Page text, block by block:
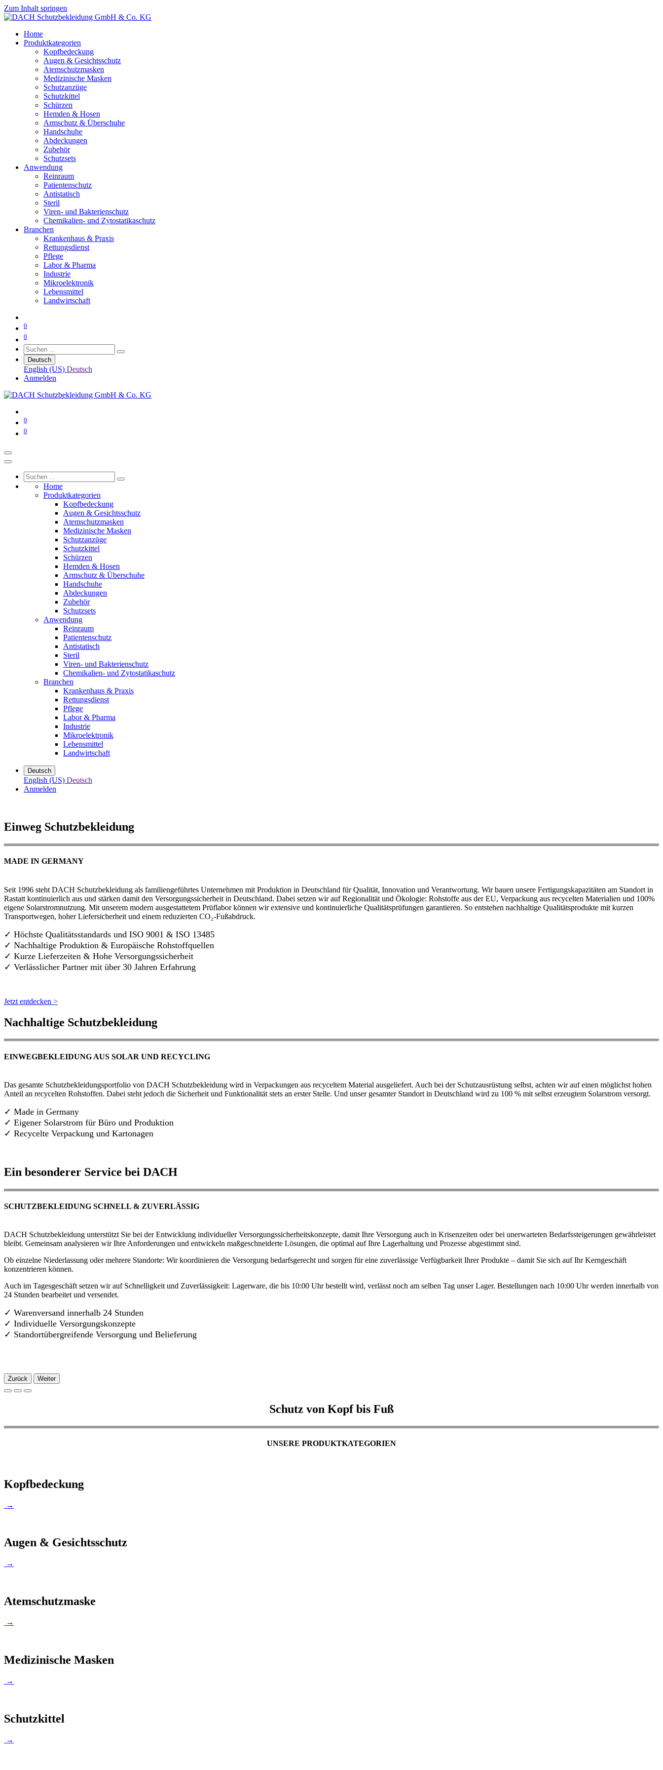
Zum Inhalt springen
Home
Produktkategorien
Kopfbedeckung
Augen & Gesichtsschutz
Atemschutzmasken
Medizinische Masken
Schutzanzüge
Schutzkittel
Schürzen
Hemden & Hosen
Armschutz & Überschuhe
Handschuhe
Abdeckungen
Zubehör
Schutzsets
Anwendung
Reinraum
Patientenschutz
Antistatisch
Steril
Viren- und Bakterienschutz
Chemikalien- und Zytostatikaschutz
Branchen
Krankenhaus & Praxis
Rettungsdienst
Pflege
Labor & Pharma
Industrie
Mikroelektronik
Lebensmittel
Landwirtschaft
0
0
Deutsch
English (US) Deutsch
Anmelden
0
0
Home
Produktkategorien
Kopfbedeckung
Augen & Gesichtsschutz
Atemschutzmasken
Medizinische Masken
Schutzanzüge
Schutzkittel
Schürzen
Hemden & Hosen
Armschutz & Überschuhe
Handschuhe
Abdeckungen
Zubehör
Schutzsets
Anwendung
Reinraum
Patientenschutz
Antistatisch
Steril
Viren- und Bakterienschutz
Chemikalien- und Zytostatikaschutz
Branchen
Krankenhaus & Praxis
Rettungsdienst
Pflege
Labor & Pharma
Industrie
Mikroelektronik
Lebensmittel
Landwirtschaft
Deutsch
English (US) Deutsch
Anmelden
Einweg Schutzbekleidung
MADE IN GERMANY
Seit 1996 steht DACH Schutzbekleidung als familiengeführtes Unternehmen mit Produktion in Deutschland für Qualität, Innovation und Verantwortung. Wir bauen unsere Fertigungskapazitäten am Standort in
Rastatt kontinuierlich aus und stärken damit den Versorgungssicherheit in Deutschland. Dabei setzen wir auf Regionalität und Ökologie: Rohstoffe aus der EU, Verpackung aus recycelten Materialien und 100%
eigene Solarstromnutzung. Mit unserem modern ausgestattetem Prüflabor können wir extensive und kontinuierliche Qualitätsprüfungen garantieren. So entstehen nachhaltige Qualitätsprodukte mit kurzen
Transportwegen, hoher Liefersicherheit und einem reduzierten CO₂-Fußabdruck.
✓ Höchste Qualitätsstandards und ISO 9001 & ISO 13485
✓ Nachhaltige Produktion & Europäische Rohstoffquellen
✓ Kurze Lieferzeiten & Hohe Versorgungssicherheit
✓ Verlässlicher Partner mit über 30 Jahren Erfahrung
Jetzt entdecken >
Nachhaltige Schutzbekleidung
EINWEGBEKLEIDUNG AUS SOLAR UND RECYCLING
Das gesamte Schutzbekleidungsportfolio von DACH Schutzbekleidung wird in Verpackungen aus recyceltem Material ausgeliefert. Auch bei der Schutzausrüstung selbst, achten wir auf einen möglichst hohen
Anteil an recycelten Rohstoffen. Dabei steht jedoch die Sicherheit und Funktionalität stets an erster Stelle. Und unser gesamter Standort in Deutschland wird zu 100 % mit selbst erzeugtem Solarstrom versorgt.
✓ Made in Germany
✓ Eigener Solarstrom für Büro und Produktion
✓ Recycelte Verpackung und Kartonagen
Ein besonderer Service bei DACH
SCHUTZBEKLEIDUNG SCHNELL & ZUVERLÄSSIG
DACH Schutzbekleidung unterstützt Sie bei der Entwicklung individueller Versorgungssicherheitskonzepte, damit Ihre Versorgung auch in Krisenzeiten oder bei unerwarteten Bedarfssteigerungen gewährleistet
bleibt. Gemeinsam analysieren wir Ihre Anforderungen und entwickeln maßgeschneiderte Lösungen, die optimal auf Ihre Lagerhaltung und Prozesse abgestimmt sind.
Ob einzelne Niederlassung oder mehrere Standorte: Wir koordinieren die Versorgung bedarfsgerecht und sorgen für eine zuverlässige Verfügbarkeit Ihrer Produkte – damit Sie sich auf Ihr Kerngeschäft
konzentrieren können.
Auch im Tagesgeschäft setzen wir auf Schnelligkeit und Zuverlässigkeit: Lagerware, die bis 10:00 Uhr bestellt wird, verlässt noch am selben Tag unser Lager. Bestellungen nach 10:00 Uhr werden innerhalb von
24 Stunden bearbeitet und versendet.
✓ Warenversand innerhalb 24 Stunden
✓ Individuelle Versorgungskonzepte
✓ Standortübergreifende Versorgung und Belieferung
Zurück Weiter
Schutz von Kopf bis Fuß
UNSERE PRODUKTKATEGORIEN
Kopfbedeckung
→
Augen & Gesichtsschutz
→
Atemschutzmaske
→
Medizinische Masken
→
Schutzkittel
→